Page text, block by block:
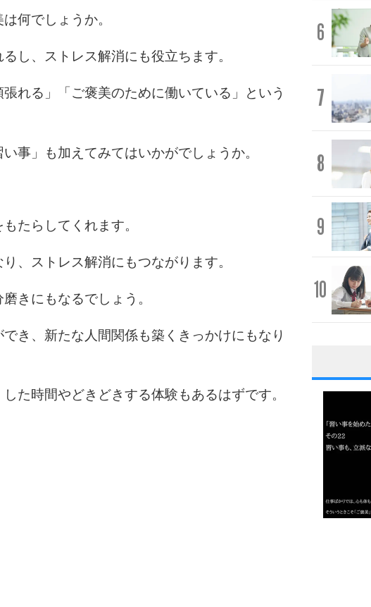
何でしょうか。
し、ストレス解消にも役立ちます。
張れる」「ご褒美のために働いている」という
事」も加えてみてはいかがでしょうか。
たらしてくれます。
、ストレス解消にもつながります。
きにもなるでしょう。
き、新たな人間関係も築くきっかけにもなり
た時間やどきどきする体験もあるはずです。
6
7
8
9
10
1
3